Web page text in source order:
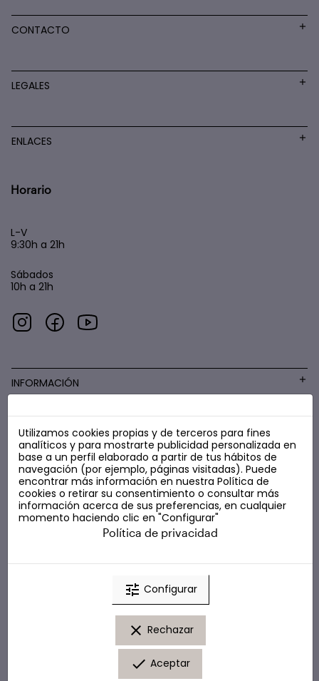
CONTACTO
LEGALES
ENLACES
Horario
L-V
9:30h a 21h
Sábados
10h a 21h
INFORMACIÓN
COSMÉTICA LOW COST
© Marta Masi. Todos los derechos reservados.
Utilizamos cookies propias y de terceros para fines
analíticos y para mostrarte publicidad personalizada en
base a un perfil elaborado a partir de tus hábitos de
navegación (por ejemplo, páginas visitadas). Puede
encontrar más información en nuestra Política de
cookies o retirar su consentimiento o consultar más
información acerca de sus preferencias, en cualquier
momento haciendo clic en "Configurar"
Política de privacidad
tune Configurar
clear Rechazar
done Aceptar